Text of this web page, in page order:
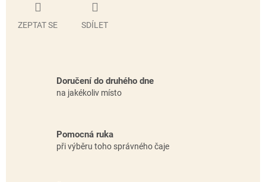
ZEPTAT SE SDÍLET
Doručení do druhého dne
na jakékoliv místo
Pomocná ruka
při výběru toho správného čaje